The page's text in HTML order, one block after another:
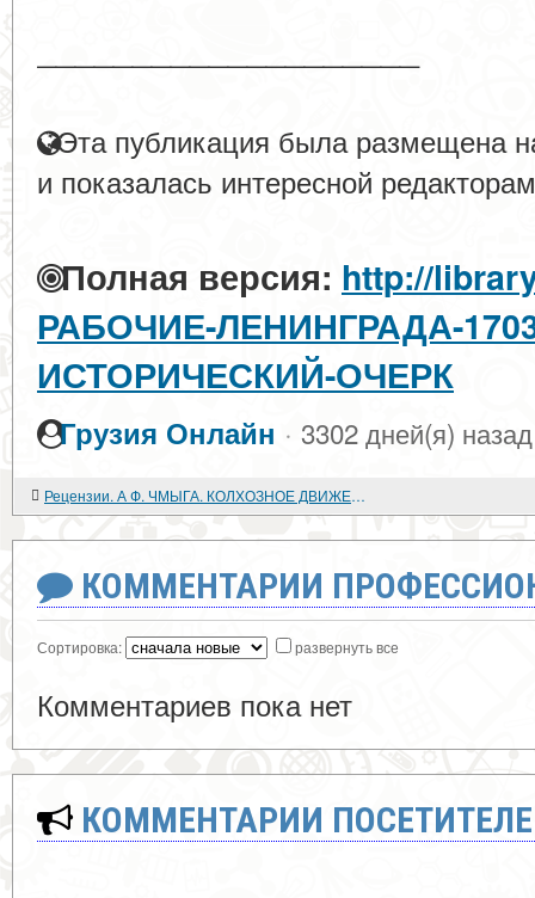
Эта публикация была размещена
и показалась интересной
Полная версия: http://
РАБОЧИЕ-ЛЕНИНГРАДА-
ИСТОРИЧЕСКИЙ-ОЧЕРК
Грузия Онлайн · 3302 дней(я) назад
Рецензии. А Ф. ЧМЫГА. КОЛХОЗНОЕ ДВИЖЕНИЕ НА УКРАИНЕ (1917-1929 гг.). ОЧЕРКИ ИСТОРИИ
КОММЕНТАРИИ
Сортировка: развернуть все
Комментариев пока нет
КОММЕНТАРИИ